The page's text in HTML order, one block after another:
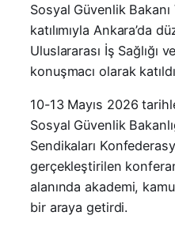
Sosyal Güvenlik Bakanı
katılımıyla Ankara’da
Uluslararası İş Sağlığı
konuşmacı olarak
10-13 Mayıs 2026
Sosyal Güvenlik
Sendikaları
gerçekleştirilen
alanında akademi,
bir araya getirdi.